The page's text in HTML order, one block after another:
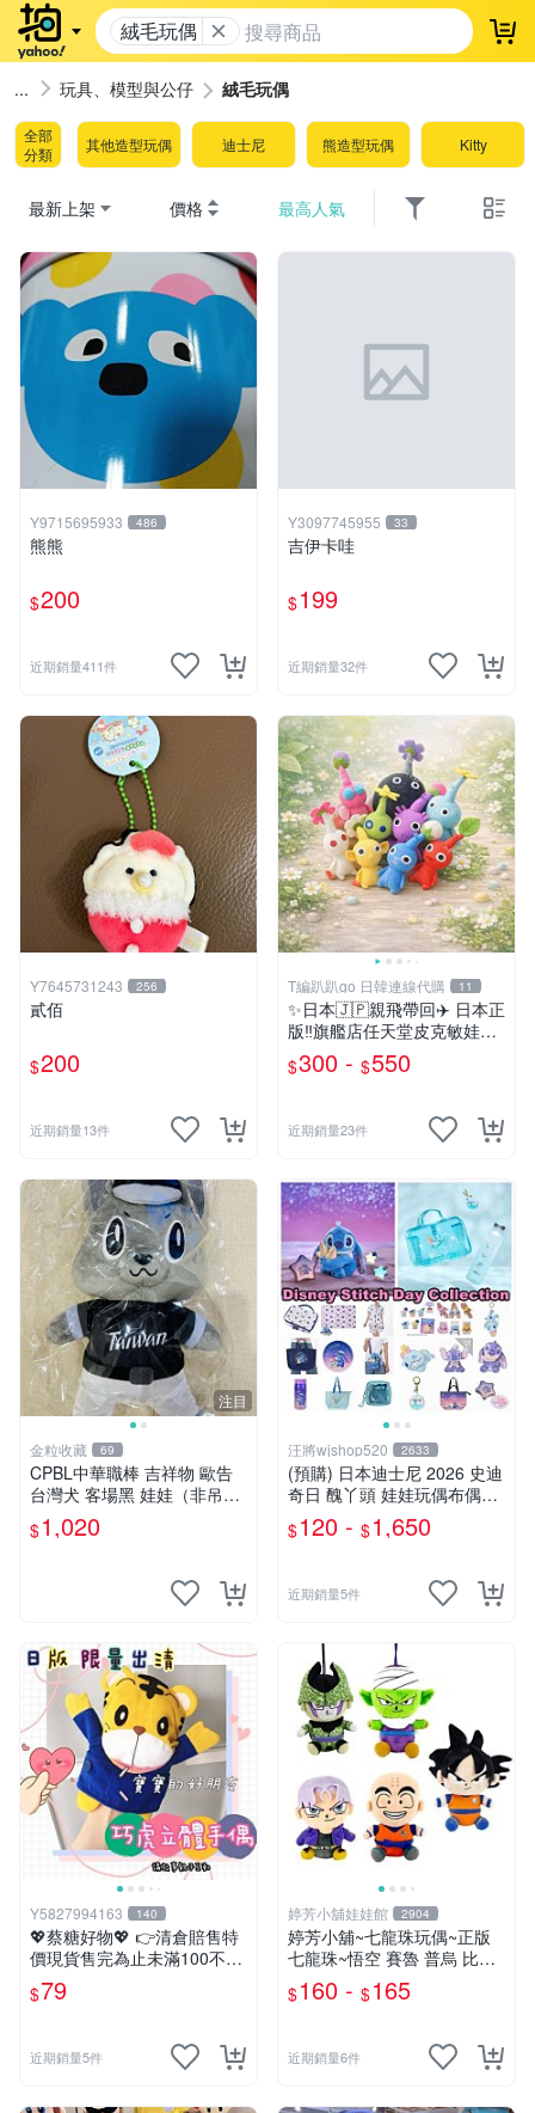
絨毛玩偶 登
玩具、模型與公仔 絨毛玩偶
全部
分類
其他造型玩偶 迪士尼 熊造型玩偶 Kitty
最新上架 價格 最高人氣
Y9715695933 486
熊熊
$200
近期銷量411件
Y3097745955 33
吉伊卡哇
$199
近期銷量32件
Y7645731243 256
貳佰
$200
近期銷量13件
T編趴趴go 日韓連線代購 11
✨日本🇯🇵親飛帶回✈️ 日本正
版‼️旗艦店任天堂皮克敏娃娃
PIKMIN 小吊飾 鑰匙圈
$300 - $550
近期銷量23件
注目
金粒收藏 69
CPBL中華職棒 吉祥物 歐告
台灣犬 客場黑 娃娃（非吊
飾）
$1,020
汪將wjshop520 2633
(預購) 日本迪士尼 2026 史迪
奇日 醜丫頭 娃娃玩偶布偶吊
飾鑰匙圈 涼毯 托特包置物包
購物袋 毛巾貼紙公仔盲盒
$120 - $1,650
近期銷量5件
Y5827994163 140
💖蔡糖好物💖 👉清倉賠售特
價現貨售完為止未滿100不出
貨唷🔥❤️不帶配飾純手偶日版
巧虎刷牙手偶❤️親子互動說故
$79
近期銷量5件
婷芳小舖娃娃館 2904
婷芳小舖~七龍珠玩偶~正版
七龍珠~悟空 賽魯 普烏 比克
克林 特南克斯 娃娃 玩偶~七
龍珠玩偶~生日情人禮
$160 - $165
近期銷量6件